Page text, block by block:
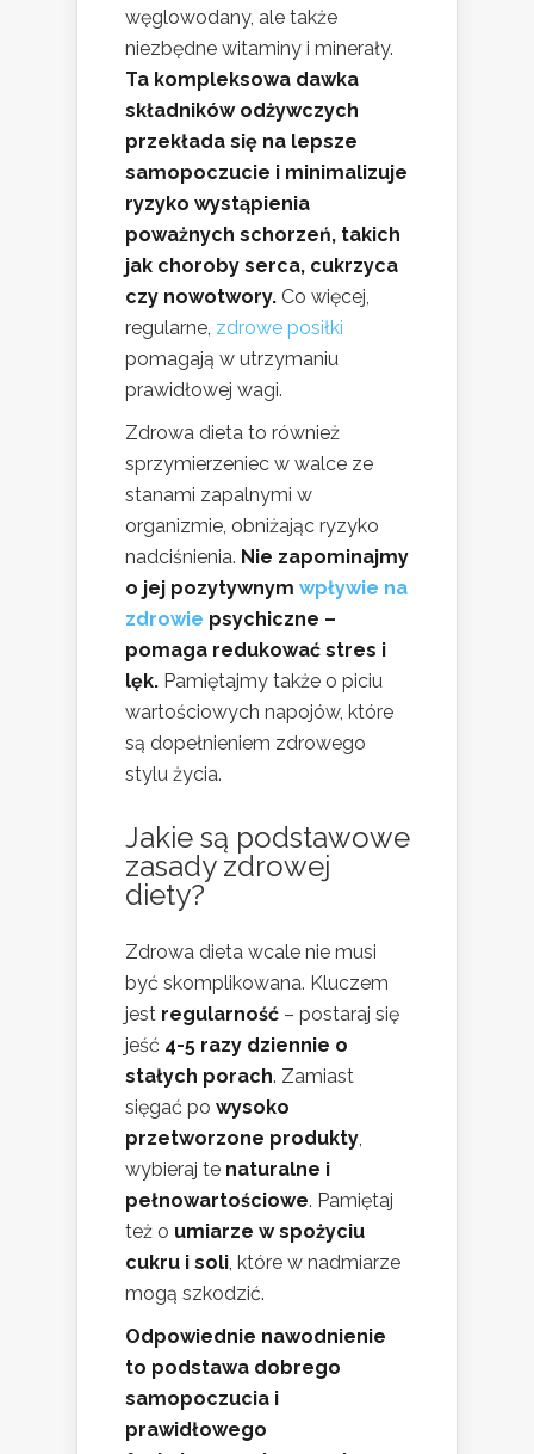
węglowodany, ale także
niezbędne witaminy i minerały.
Ta kompleksowa dawka
składników odżywczych
przekłada się na lepsze
samopoczucie i minimalizuje
ryzyko wystąpienia
poważnych schorzeń, takich
jak choroby serca, cukrzyca
czy nowotwory. Co więcej,
regularne, zdrowe posiłki
pomagają w utrzymaniu
prawidłowej wagi.
Zdrowa dieta to również
sprzymierzeniec w walce ze
stanami zapalnymi w
organizmie, obniżając ryzyko
nadciśnienia. Nie zapominajmy
o jej pozytywnym wpływie na
zdrowie psychiczne –
pomaga redukować stres i
lęk. Pamiętajmy także o piciu
wartościowych napojów, które
są dopełnieniem zdrowego
stylu życia.
Jakie są podstawowe
zasady zdrowej
diety?
Zdrowa dieta wcale nie musi
być skomplikowana. Kluczem
jest regularność – postaraj się
jeść 4-5 razy dziennie o
stałych porach. Zamiast
sięgać po wysoko
przetworzone produkty,
wybieraj te naturalne i
pełnowartościowe. Pamiętaj
też o umiarze w spożyciu
cukru i soli, które w nadmiarze
mogą szkodzić.
Odpowiednie nawodnienie
to podstawa dobrego
samopoczucia i
prawidłowego